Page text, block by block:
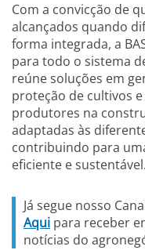
Com a convicção de
alcançados quando
forma integrada, a
para todo o sistema
reúne soluções em
proteção de cultivos
produtores na
adaptadas às
contribuindo para
eficiente e sustentável.
Já segue nosso
Aqui para receber
notícias do